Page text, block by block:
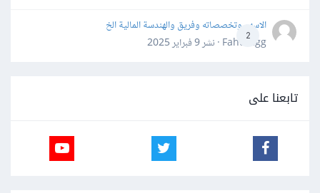
2
الاسهم وتخصصاته وفريق والهندسة المالية الخ
Fahd Ggg · نشر
9 فبراير 2025
تابعنا على